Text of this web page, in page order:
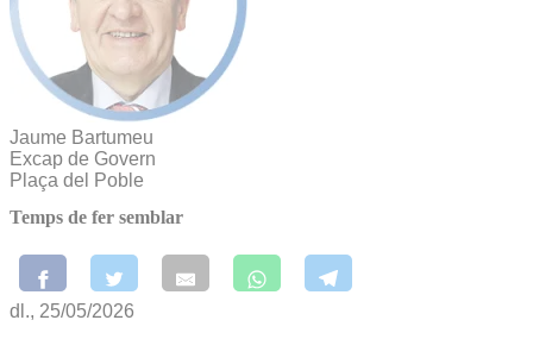
Jaume Bartumeu
Excap de Govern
Plaça del Poble
Temps de fer semblar
dl., 25/05/2026